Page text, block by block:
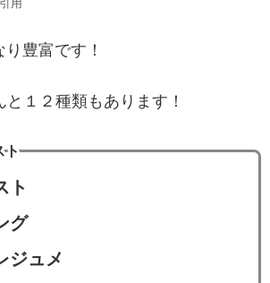
用
豊富です！
１２種類もあります！
ト
ト
グ
ジュメ